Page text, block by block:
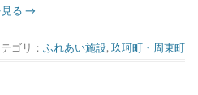
る →
テゴリ：ふれあい施設,玖珂町・周東町